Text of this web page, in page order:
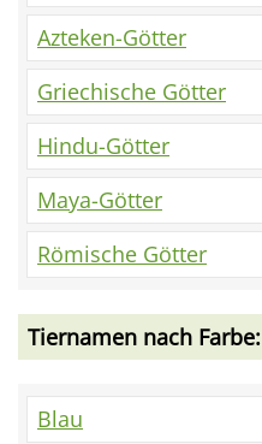
Azteken-Götter
Griechische Götter
Hindu-Götter
Maya-Götter
Römische Götter
Tiernamen nach Farbe:
Blau